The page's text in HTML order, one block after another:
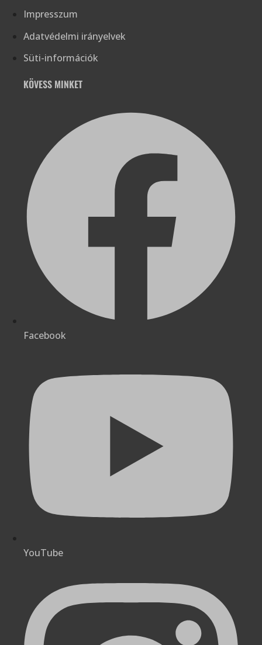
Impresszum
Adatvédelmi irányelvek
Süti-információk
KÖVESS MINKET
Facebook
YouTube